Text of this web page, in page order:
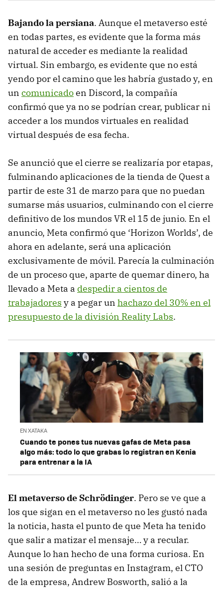
Bajando la persiana. Aunque el metaverso esté
en todas partes, es evidente que la forma más
natural de acceder es mediante la realidad
virtual. Sin embargo, es evidente que no está
yendo por el camino que les habría gustado y, en
un comunicadoen Discord, la compañía
confirmó que ya no se podrían crear, publicar ni
acceder a los mundos virtuales en realidad
virtual después de esa fecha.
Se anunció que el cierre se realizaría por etapas,
fulminando aplicaciones de la tienda de Quest a
partir de este 31 de marzo para que no puedan
sumarse más usuarios, culminando con el cierre
definitivo de los mundos VR el 15 de junio. En el
anuncio, Meta confirmó que ‘Horizon Worlds’, de
ahora en adelante, será una aplicación
exclusivamente de móvil. Parecía la culminación
de un proceso que, aparte de quemar dinero, ha
llevado a Meta a despedir a cientos de
trabajadores y a pegar un hachazo del 30% en el
presupuesto de la división Reality Labs.
EN XATAKA
Cuando te pones tus nuevas gafas de Meta pasa
algo más: todo lo que grabas lo registran en Kenia
para entrenar a la IA
El metaverso de Schrödinger. Pero se ve que a
los que sigan en el metaverso no les gustó nada
la noticia, hasta el punto de que Meta ha tenido
que salir a matizar el mensaje… y a recular.
Aunque lo han hecho de una forma curiosa. En
una sesión de preguntas en Instagram, el CTO
de la empresa, Andrew Bosworth, salió a la